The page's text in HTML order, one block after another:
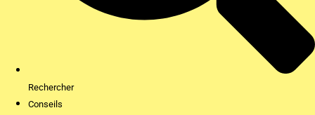
Rechercher
Conseils